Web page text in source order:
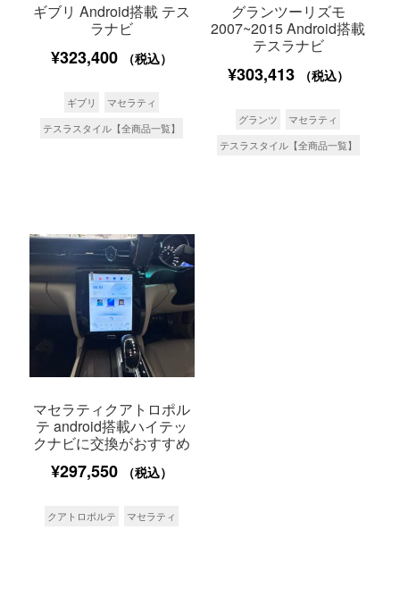
ギブリ Android搭載 テス
ラナビ
¥323,400 （税込）
ギブリ
マセラティ
テスラスタイル【全商品一覧】
グランツーリズモ
2007~2015 Android搭載
テスラナビ
¥303,413 （税込）
グランツ
マセラティ
テスラスタイル【全商品一覧】
マセラティクアトロポル
テ android搭載ハイテッ
クナビに交換がおすすめ
¥297,550 （税込）
クアトロポルテ マセラティ